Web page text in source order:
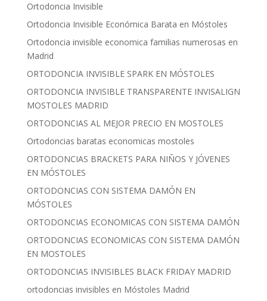
Ortodoncia Invisible
Ortodoncia Invisible Económica Barata en Móstoles
Ortodoncia invisible economica familias numerosas en
Madrid
ORTODONCIA INVISIBLE SPARK EN MÓSTOLES
ORTODONCIA INVISIBLE TRANSPARENTE INVISALIGN
MOSTOLES MADRID
ORTODONCIAS AL MEJOR PRECIO EN MOSTOLES
Ortodoncias baratas economicas mostoles
ORTODONCIAS BRACKETS PARA NIÑOS Y JÓVENES
EN MÓSTOLES
ORTODONCIAS CON SISTEMA DAMÓN EN
MÓSTOLES
ORTODONCIAS ECONOMICAS CON SISTEMA DAMÓN
ORTODONCIAS ECONOMICAS CON SISTEMA DAMÓN
EN MOSTOLES
ORTODONCIAS INVISIBLES BLACK FRIDAY MADRID
ortodoncias invisibles en Móstoles Madrid